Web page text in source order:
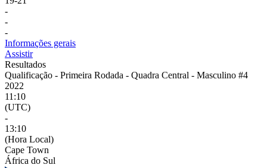
-
-
-
Informações gerais
Assistir
Resultados
Qualificação - Primeira Rodada - Quadra Central - Masculino #4
2022
11:10
(UTC)
-
13:10
(Hora Local)
Cape Town
África do Sul